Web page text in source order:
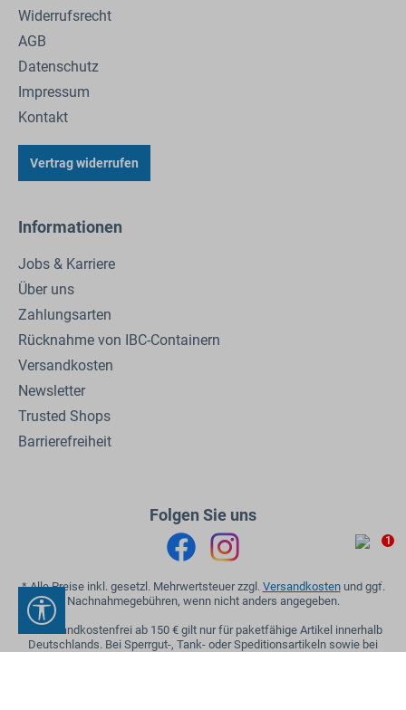
Widerrufsrecht
AGB
Datenschutz
Impressum
Kontakt
Vertrag widerrufen
Informationen
Jobs & Karriere
Über uns
Zahlungsarten
Rücknahme von IBC-Containern
Versandkosten
Newsletter
Trusted Shops
Barrierefreiheit
Folgen Sie uns
* Alle Preise inkl. gesetzl. Mehrwertsteuer zzgl. Versandkostenund ggf.
Nachnahmegebühren, wenn nicht anders angegeben.
** Versandkostenfrei ab 150 € gilt nur für paketfähige Artikel innerhalb
Deutschlands. Bei Sperrgut-, Tank- oder Speditionsartikeln sowie bei
Werkzeugleiste anzeigen
1